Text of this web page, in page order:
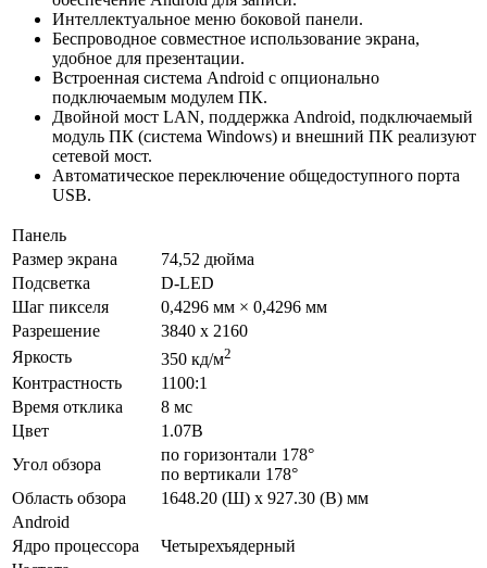
Интеллектуальное меню боковой панели.
Беспроводное совместное использование экрана,
удобное для презентации.
Встроенная система Android с опционально
подключаемым модулем ПК.
Двойной мост LAN, поддержка Android, подключаемый
модуль ПК (система Windows) и внешний ПК реализуют
сетевой мост.
Автоматическое переключение общедоступного порта
USB.
Панель
Размер экрана
74,52 дюйма
Подсветка
D-LED
Шаг пикселя
0,4296 мм × 0,4296 мм
Разрешение
3840 х 2160
Яркость
350 кд/м2
Контрастность
1100:1
Время отклика
8 мс
Цвет
1.07B
Угол обзора
по горизонтали 178°
по вертикали 178°
Область обзора
1648.20 (Ш) x 927.30 (В) мм
Android
Ядро процессора
Четырехъядерный